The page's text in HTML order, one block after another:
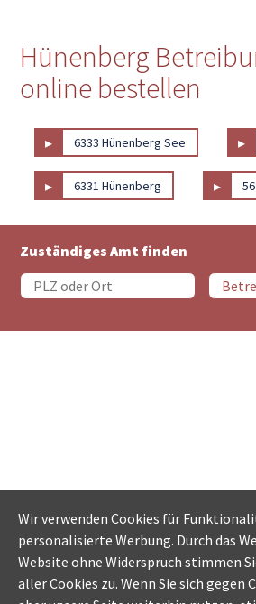
Hünenberg
online bestellen
▸ 6333 Hünenberg See ▸
▸ 6331 Hünenberg ▸
Zuständiges Amt finden
Wir verwenden Cookies für
personalisierte Werbung. Durch das
Website ohne Widerspruch stimmen
aller Cookies zu. Wenn Sie sich gegen